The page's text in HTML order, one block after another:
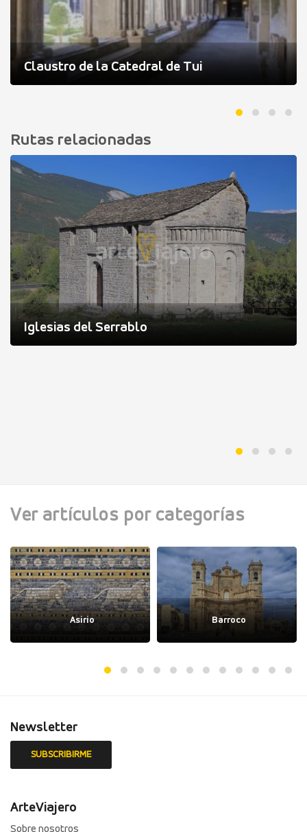
Claustro de la Catedral de Tui
Rutas relacionadas
Iglesias del Serrablo
Ver artículos por categorías
Asirio Barroco
Newsletter
ArteViajero
Sobre nosotros